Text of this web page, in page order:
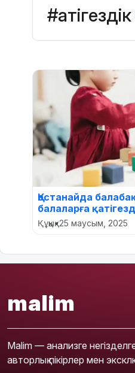
#қатігездік
Қостанайда
балаларға
Құқық•25 маусым, 2025
malim
Malim — анализге
авторлық пікірлер мен